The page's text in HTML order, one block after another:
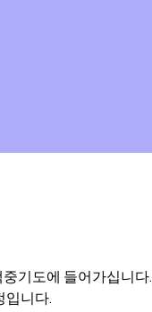
기도에 들어가십니다.
입니다.